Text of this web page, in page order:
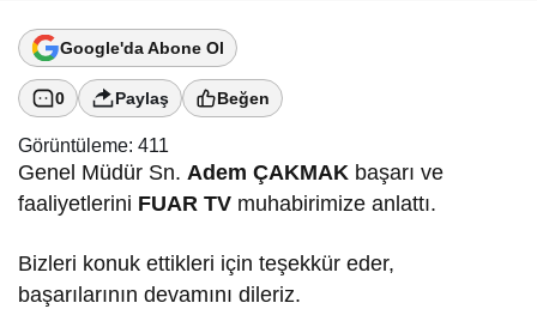
Google'da Abone Ol
0 Paylaş Beğen
Görüntüleme: 411
Genel Müdür Sn. Adem ÇAKMAK başarı ve
faaliyetlerini FUAR TV muhabirimize anlattı.
Bizleri konuk ettikleri için teşekkür eder,
başarılarının devamını dileriz.